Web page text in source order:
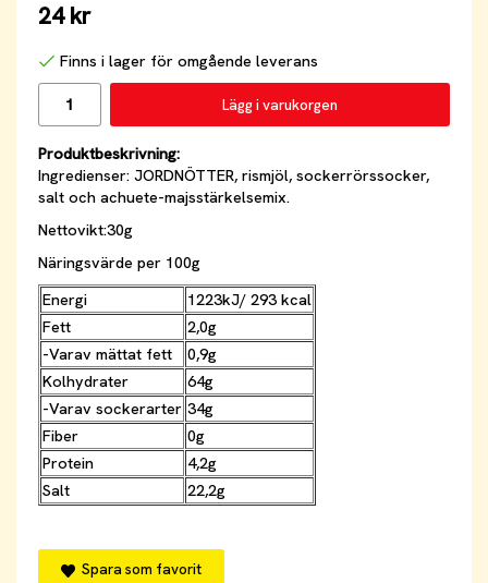
24 kr
Finns i lager för omgående leverans
Lägg i varukorgen
Produktbeskrivning:
Ingredienser: JORDNÖTTER, rismjöl, sockerrörssocker,
salt och achuete-majsstärkelsemix.
Nettovikt:30g
Näringsvärde per 100g
Energi
1223kJ/ 293 kcal
Fett
2,0g
-Varav mättat fett
0,9g
Kolhydrater
64g
-Varav sockerarter 34g
Fiber
0g
Protein
4,2g
Salt
22,2g
Spara som favorit